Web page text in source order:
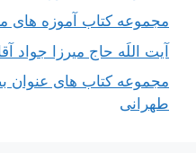
مجموعه کتاب آموزه های
آیت اللَه حاج میرزا جواد
مجموعه کتاب های
طهرانی